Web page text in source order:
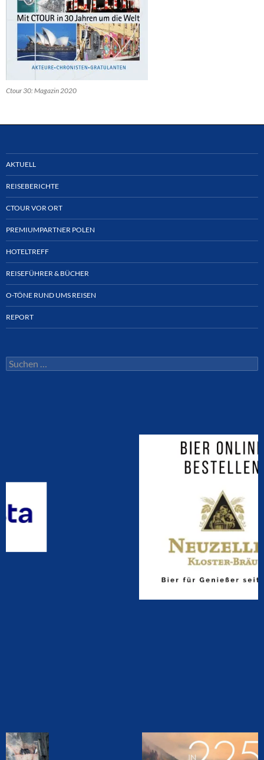
Ctour 30: Magazin 2020
AKTUELL
REISEBERICHTE
CTOUR VOR ORT
PREMIUMPARTNER POLEN
HOTELTREFF
REISEFÜHRER & BÜCHER
O-TÖNE RUND UMS REISEN
REPORT
Suchen
nach: